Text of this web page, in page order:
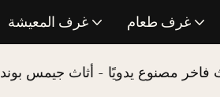
غرف المعيشة غرف طعام
فاخر مصنوع يدويًا - أثاث جيمس بوند